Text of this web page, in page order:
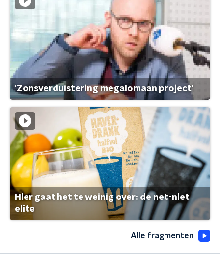
'Zonsverduistering megalomaan project'
Hier gaat het te weinig over: de net-niet
elite
Alle fragmenten